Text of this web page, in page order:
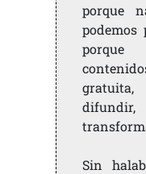
porque
porque
Sin